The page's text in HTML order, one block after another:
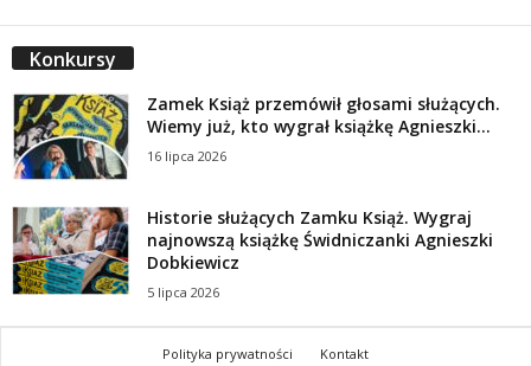
Konkursy
Zamek Książ przemówił głosami służących.
Wiemy już, kto wygrał książkę Agnieszki...
16 lipca 2026
Historie służących Zamku Książ. Wygraj
najnowszą książkę Świdniczanki Agnieszki
Dobkiewicz
5 lipca 2026
Polityka prywatności Kontakt